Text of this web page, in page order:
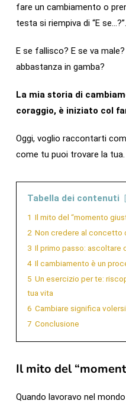
fare un cambiamento o
testa si riempiva di “E se…?”.
E se fallisco? E se va
abbastanza in gamba?
La mia storia di
coraggio, è iniziato col
Oggi, voglio raccontarti
come tu puoi trovare la tua.
Tabella dei contenuti
1 Il mito del “momento
2 Non credere al concetto
3 Il primo passo: ascoltare
4 Il cambiamento è un
5 Un esercizio per te:
tua vita
6 Cambiare significa
7 Conclusione
Il mito del
Quando lavoravo nel